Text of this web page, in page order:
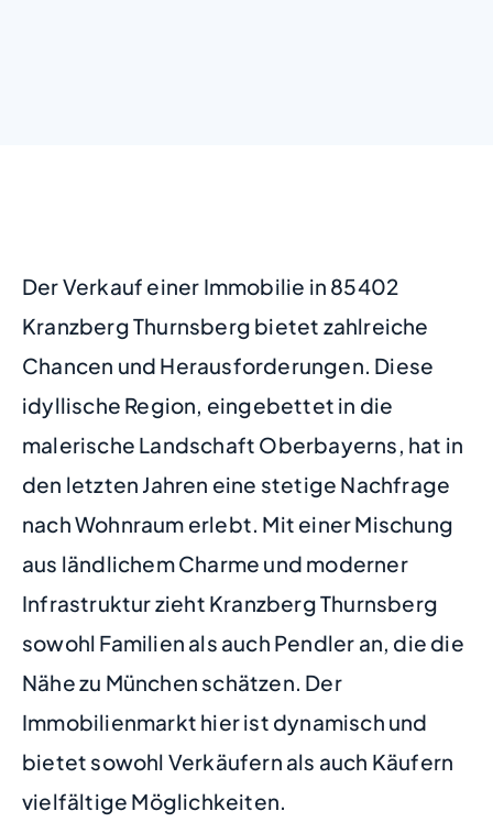
Der Verkauf einer Immobilie in 85402
Kranzberg Thurnsberg bietet zahlreiche
Chancen und Herausforderungen. Diese
idyllische Region, eingebettet in die
malerische Landschaft Oberbayerns, hat in
den letzten Jahren eine stetige Nachfrage
nach Wohnraum erlebt. Mit einer Mischung
aus ländlichem Charme und moderner
Infrastruktur zieht Kranzberg Thurnsberg
sowohl Familien als auch Pendler an, die die
Nähe zu München schätzen. Der
Immobilienmarkt hier ist dynamisch und
bietet sowohl Verkäufern als auch Käufern
vielfältige Möglichkeiten.